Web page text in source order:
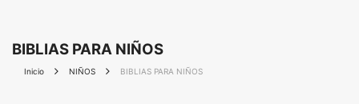
BIBLIAS PARA NIÑOS
Inicio NIÑOS BIBLIAS PARA NIÑOS